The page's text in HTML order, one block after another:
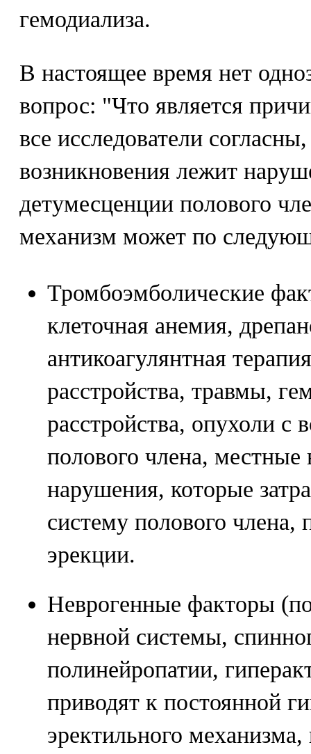
гемодиализа.
В настоящее время нет
вопрос: "Что является
все исследователи
возникновения лежит
детумесценции полового
механизм может по
Тромбоэмболические
клеточная анемия,
антикоагулянтная
расстройства, травмы,
расстройства, опухоли с
полового члена, местные
нарушения, которые
систему полового члена,
эрекции.
Неврогенные факторы
нервной системы,
полинейропатии,
приводят к постоянной
эректильного